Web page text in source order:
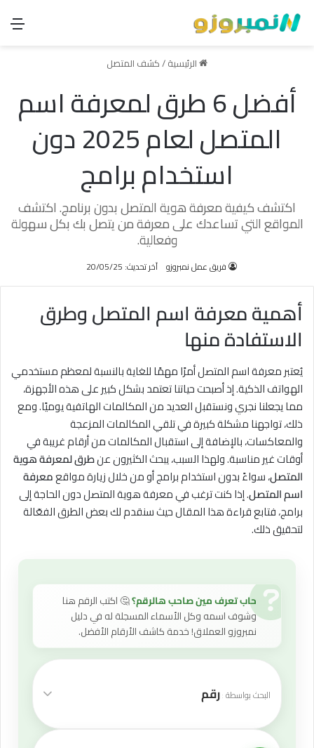
الرئيسية/كشف المتصل
أفضل 6 طرق لمعرفة اسم
المتصل لعام 2025 دون
استخدام برامج
اكتشف كيفية معرفة هوية المتصل بدون برنامج. اكتشف
المواقع التي تساعدك على معرفة من يتصل بك بكل سهولة
وفعالية.
فريق عمل نمبروزو آخر تحديث: 20/05/25
أهمية معرفة اسم المتصل وطرق
الاستفادة منها
يُعتبر معرفة اسم المتصل أمرًا مهمًا للغاية بالنسبة لمعظم مستخدمي
الهواتف الذكية. إذ أصبحت حياتنا تعتمد بشكل كبير على هذه الأجهزة،
مما يجعلنا نجري ونستقبل العديد من المكالمات الهاتفية يوميًا. ومع
ذلك، تواجهنا مشكلة كبيرة في تلقي المكالمات المزعجة
والمعاكسات، بالإضافة إلى استقبال المكالمات من أرقام غريبة في
أوقات غير مناسبة. ولهذا السبب، يبحث الكثيرون عنطرق لمعرفة هوية
المتصل، سواءً بدون استخدام برامج أو من خلال زيارة مواقعمعرفة
اسم المتصل. إذا كنت ترغب في معرفة هوية المتصل دون الحاجة إلى
برامج، فتابع قراءة هذا المقال حيث سنقدم لك بعض الطرق الفعّالة
لتحقيق ذلك.
حاب تعرف مين صاحب هالرقم؟🤔 اكتب الرقم هنا
وشوف اسمه وكل الأسماء المسجلة له في دليل
نمبروزو العملاق! خدمة كاشف الأرقام الأفضل.
البحث بواسطة رقم